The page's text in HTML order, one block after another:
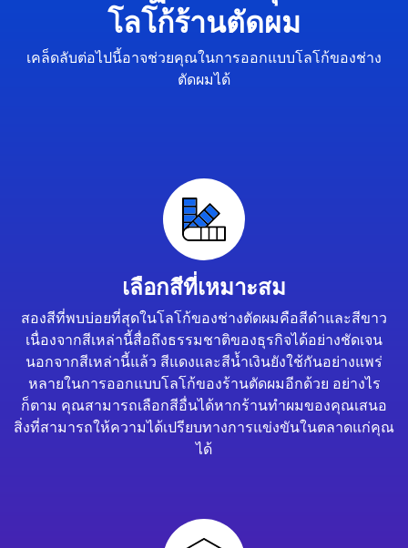
โลโก้ร้านตัดผม
เคล็ดลับต่อไปนี้อาจช่วยคุณในการออกแบบโลโก้ของช่าง
ตัดผมได้
เลือกสีที่เหมาะสม
สองสีที่พบบ่อยที่สุดในโลโก้ของช่างตัดผมคือสีดำและสีขาว
เนื่องจากสีเหล่านี้สื่อถึงธรรมชาติของธุรกิจได้อย่างชัดเจน
นอกจากสีเหล่านี้แล้ว สีแดงและสีน้ำเงินยังใช้กันอย่างแพร่
หลายในการออกแบบโลโก้ของร้านตัดผมอีกด้วย อย่างไร
ก็ตาม คุณสามารถเลือกสีอื่นได้หากร้านทำผมของคุณเสนอ
สิ่งที่สามารถให้ความได้เปรียบทางการแข่งขันในตลาดแก่คุณ
ได้